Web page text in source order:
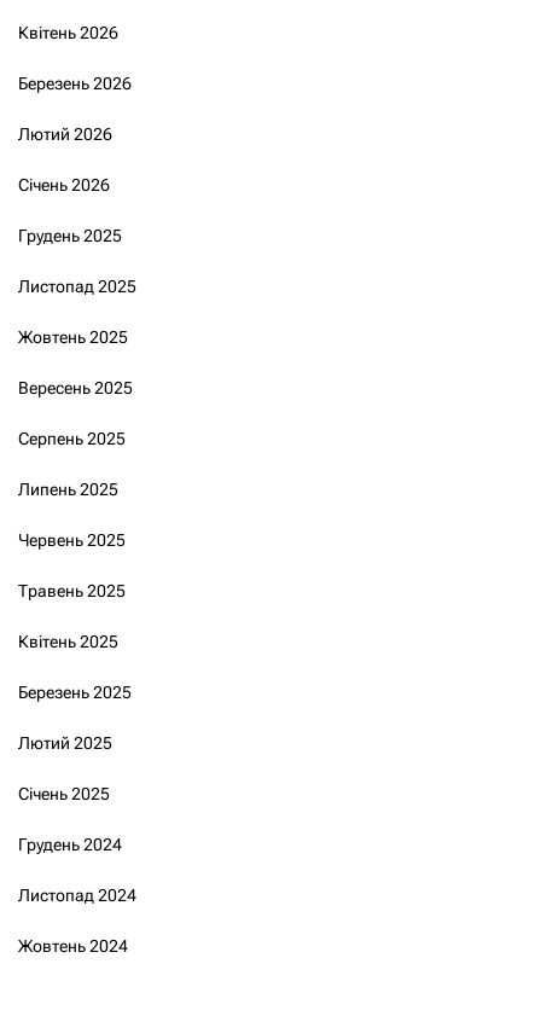
Квітень 2026
Березень 2026
Лютий 2026
Січень 2026
Грудень 2025
Листопад 2025
Жовтень 2025
Вересень 2025
Серпень 2025
Липень 2025
Червень 2025
Травень 2025
Квітень 2025
Березень 2025
Лютий 2025
Січень 2025
Грудень 2024
Листопад 2024
Жовтень 2024